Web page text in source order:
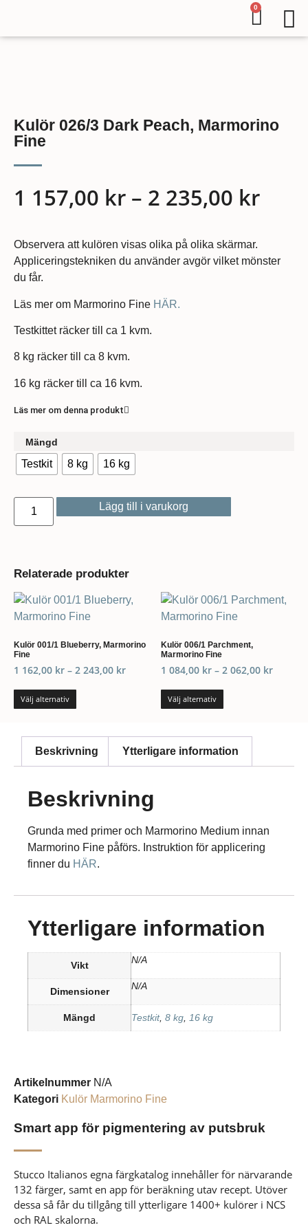
0
Kulör 026/3 Dark Peach, Marmorino
Fine
1 157,00 kr – 2 235,00 kr
Observera att kulören visas olika på olika skärmar.
Appliceringstekniken du använder avgör vilket mönster
du får.
Läs mer om Marmorino Fine HÄR.
Testkittet räcker till ca 1 kvm.
8 kg räcker till ca 8 kvm.
16 kg räcker till ca 16 kvm.
Läs mer om denna produkt
Mängd
Testkit 8 kg 16 kg
Lägg till i varukorg
Relaterade produkter
Kulör 001/1 Blueberry, Marmorino
Fine
1 162,00 kr – 2 243,00 kr
Välj alternativ
Kulör 006/1 Parchment,
Marmorino Fine
1 084,00 kr – 2 062,00 kr
Välj alternativ
Beskrivning Ytterligare information
Beskrivning
Grunda med primer och Marmorino Medium innan
Marmorino Fine påförs. Instruktion för applicering
finner du HÄR.
Ytterligare information
Vikt N/A
Dimensioner N/A
Mängd Testkit, 8 kg 16 kg
Artikelnummer N/A
Kategori Kulör Marmorino Fine
Smart app för pigmentering av putsbruk
Stucco Italianos egna färgkatalog innehåller för närvarande
132 färger, samt en app för beräkning utav recept. Utöver
dessa så får du tillgång till ytterligare 1400+ kulörer i NCS
och RAL skalorna.